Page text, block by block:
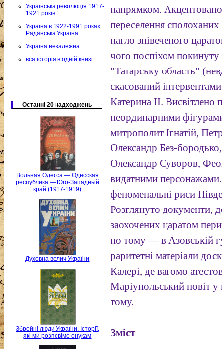
Українська революція 1917-
1921 років
Україна в 1922-1991 роках.
Радянська Україна
Україна незалежна
вся історія в одній книзі
Останні 20 надходжень
Вольная Одесса — Одесская
республика — Юго-Западный
край (1917-1919)
Духовна велич України
Збройні люди України. Історії,
які ми розповімо онукам
напрямком. Акцентовано
переселення
нагло знівеченого
чого поспіхом
"Татарську область"
скасований
Катерина II. Висвітлено
неординарними
митрополит Ігнатій,
Олександр Без-
Олександр Суворов,
видатними
феноменальні риси
Розглянуто документи,
заохочених царатом
по тому — в Азовській
раритетні матеріали
Калері, де вагомо
Маріупольський повіт у
тому.
Зміст